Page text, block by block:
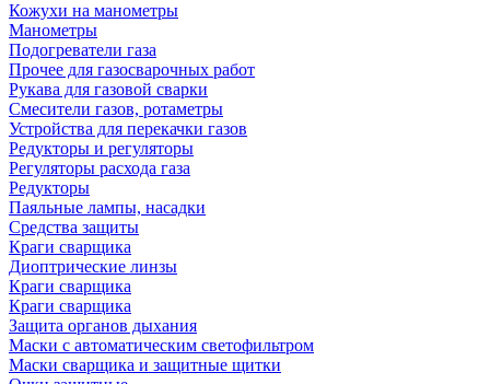
Кожухи на манометры
Манометры
Подогреватели газа
Прочее для газосварочных работ
Рукава для газовой сварки
Смесители газов, ротаметры
Устройства для перекачки газов
Редукторы и регуляторы
Регуляторы расхода газа
Редукторы
Паяльные лампы, насадки
Средства защиты
Краги сварщика
Диоптрические линзы
Краги сварщика
Краги сварщика
Защита органов дыхания
Маски с автоматическим светофильтром
Маски сварщика и защитные щитки